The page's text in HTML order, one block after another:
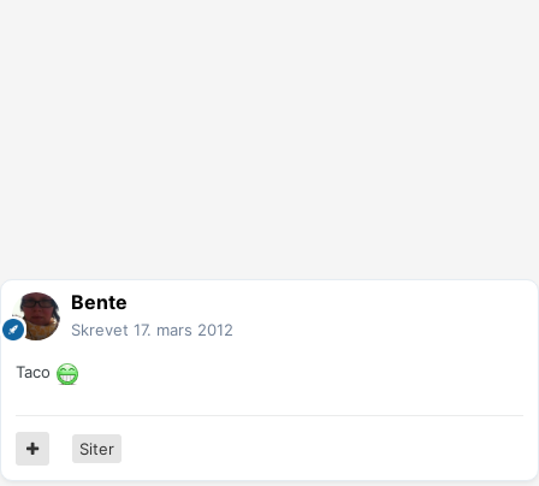
Bente
Skrevet 17. mars 2012
Taco
Siter